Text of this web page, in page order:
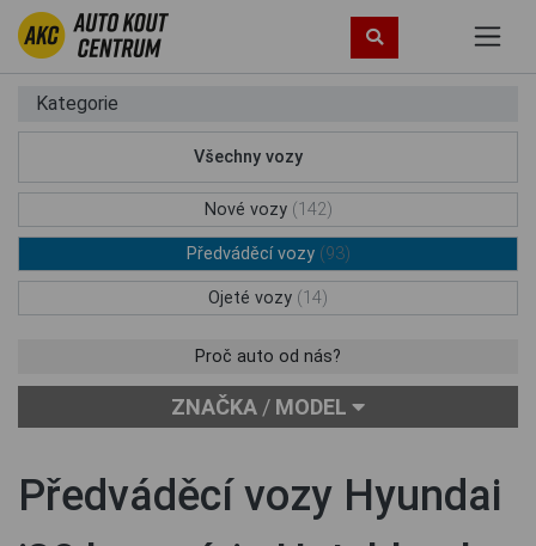
Kategorie
Všechny vozy
Nové vozy (142)
Předváděcí vozy (93)
Ojeté vozy (14)
Proč auto od nás?
ZNAČKA / MODEL
Předváděcí vozy Hyundai